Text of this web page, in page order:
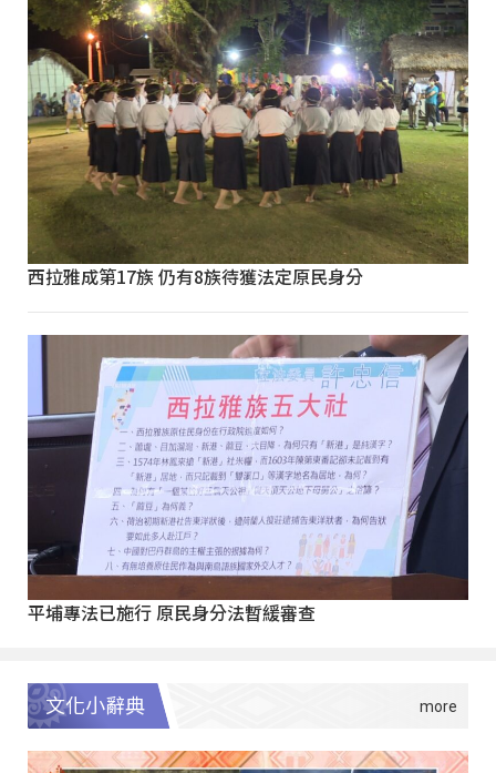
西拉雅成第17族 仍有8族待獲法定原民身分
平埔專法已施行 原民身分法暫緩審查
文化小辭典